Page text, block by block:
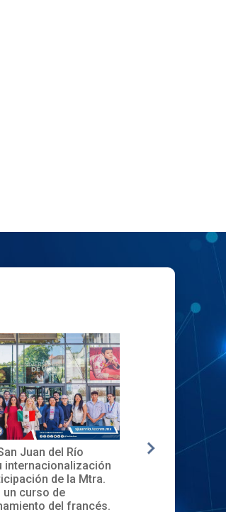
✨🎓Toma de Protesta del Comité
Local del XXXII ENECB-CEA 2025
en el TecNM San Juan del Río
LEER MÁS